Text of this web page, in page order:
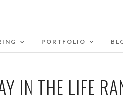
PORTFOLIO
IN THE LIFE